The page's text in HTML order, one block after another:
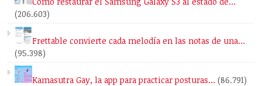
(206.603)
Frettable convierte cada melodía en las notas de una…
(95.398)
Kamasutra Gay, la app para practicar posturas… (86.791)